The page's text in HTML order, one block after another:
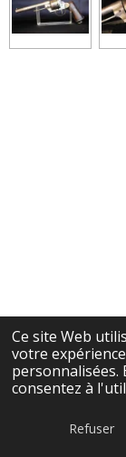
Ce site Web
votre
personnalisées.
consentez à
Refuser
E-mail